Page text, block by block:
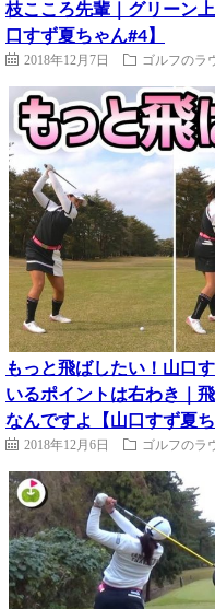
枝こころ先輩｜グリーン
口すず夏ちゃん#4】
2018年12月7日 ゴルフのラ
もっと飛ばしたい！山口
いるポイントは右わき｜
なんですよ【山口すず夏ち
2018年12月6日 ゴルフのラ